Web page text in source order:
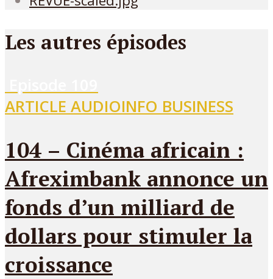
Les autres épisodes
ARTICLE AUDIOINFO BUSINESS
104 – Cinéma africain :
Afreximbank annonce un
fonds d’un milliard de
dollars pour stimuler la
croissance